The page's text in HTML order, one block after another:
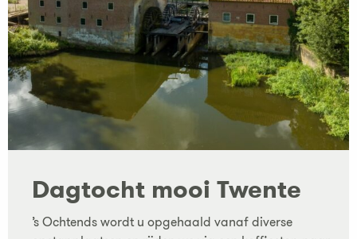
Dagtocht mooi Twente
’s Ochtends wordt u opgehaald vanaf diverse